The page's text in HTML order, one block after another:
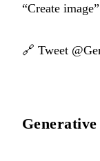
“Create
🔗 Tweet